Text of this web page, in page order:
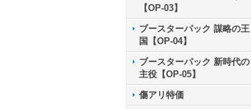
【OP-03】
ブースターパック 謀略の王
国【OP-04】
ブースターパック 新時代の
主役【OP-05】
傷アリ特価